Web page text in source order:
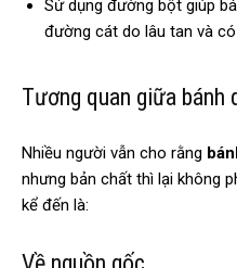
Sử dụng đường bột giúp
đường cát do lâu tan và
Tương quan giữa bánh
Nhiều người vẫn cho rằng
nhưng bản chất thì lại không
kể đến là: